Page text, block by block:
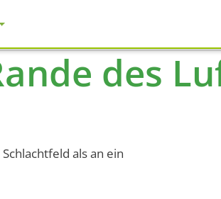
des
als an ein